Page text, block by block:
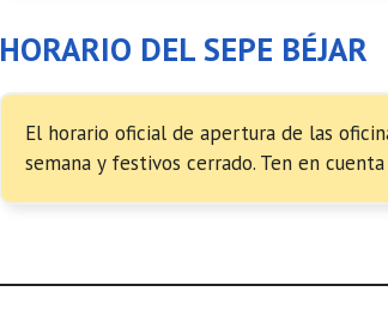
HORARIO DEL SEPE BÉJAR
El horario oficial de apertura de las
semana y festivos cerrado. Ten en